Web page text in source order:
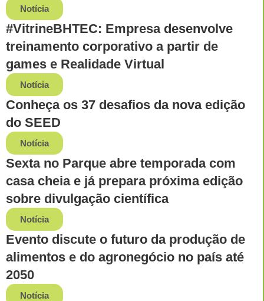
Notícia
#VitrineBHTEC: Empresa desenvolve
treinamento corporativo a partir de
games e Realidade Virtual
Notícia
Conheça os 37 desafios da nova edição
do SEED
Notícia
Sexta no Parque abre temporada com
casa cheia e já prepara próxima edição
sobre divulgação científica
Notícia
Evento discute o futuro da produção de
alimentos e do agronegócio no país até
2050
Notícia